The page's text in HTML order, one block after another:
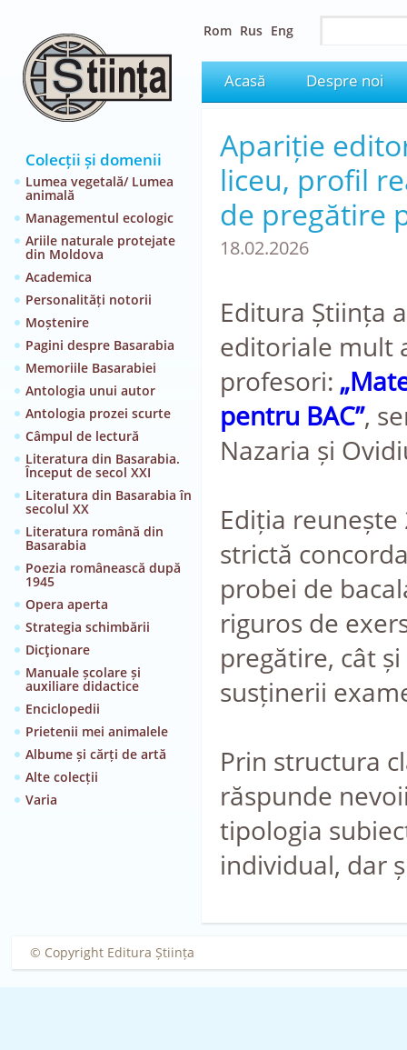
Colecții și domenii
Lumea vegetală/ Lumea
animală
Managementul ecologic
Ariile naturale protejate
din Moldova
Academica
Personalități notorii
Moștenire
Pagini despre Basarabia
Memoriile Basarabiei
Antologia unui autor
Antologia prozei scurte
Câmpul de lectură
Literatura din Basarabia.
Început de secol XXI
Literatura din Basarabia în
secolul XX
Literatura română din
Basarabia
Poezia românească după
1945
Opera aperta
Strategia schimbării
Dicţionare
Manuale școlare și
auxiliare didactice
Enciclopedii
Prietenii mei animalele
Albume și cărți de artă
Alte colecții
Varia
Rom Rus Eng
Acasă Despre noi
Apariție
liceu, profil
de pregătire
18.02.2026
Editura Știința
editoriale mult
profesori:
pentru BAC”,
Nazaria și
Ediția
strictă
probei de
riguros de
pregătire, cât
susținerii
Prin structura
răspunde
tipologia
individual, dar
© Copyright Editura Știința